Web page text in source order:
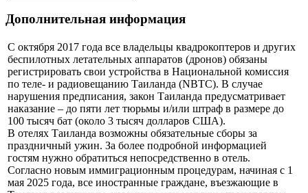
Дополнительная информация
С октября 2017 года все владельцы квадрокоптеров и других
беспилотных летательных аппаратов (дронов) обязаны
регистрировать свои устройства в Национальной комиссия
по теле- и радиовещанию Таиланда (NBTC). В случае
нарушения предписания, закон Таиланда предусматривает
наказание – до пяти лет тюрьмы и/или штраф в размере до
100 тысяч бат (около 3 тысяч долларов США).
В отелях Таиланда возможны обязательные сборы за
праздничный ужин. За более подробной информацией
гостям нужно обратиться непосредственно в отель.
Согласно новым иммиграционным процедурам, начиная с 1
мая 2025 года, все иностранные граждане, въезжающие в